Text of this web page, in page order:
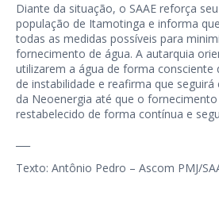
Diante da situação, o SAAE reforça
população de Itamotinga e informa
todas as medidas possíveis para
fornecimento de água. A autarquia
utilizarem a água de forma consciente
de instabilidade e reafirma que
da Neoenergia até que o
restabelecido de forma contínua e
Texto: Antônio Pedro – Ascom PMJ/